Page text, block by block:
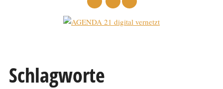
zum
Schlagworte